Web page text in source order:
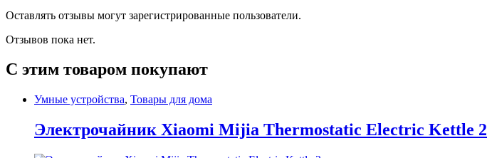
Оставлять отзывы могут зарегистрированные пользователи.
Отзывов пока нет.
С этим товаром покупают
Умные устройства, Товары для дома
Электрочайник Xiaomi Mijia Thermostatic Electric Kettle 2